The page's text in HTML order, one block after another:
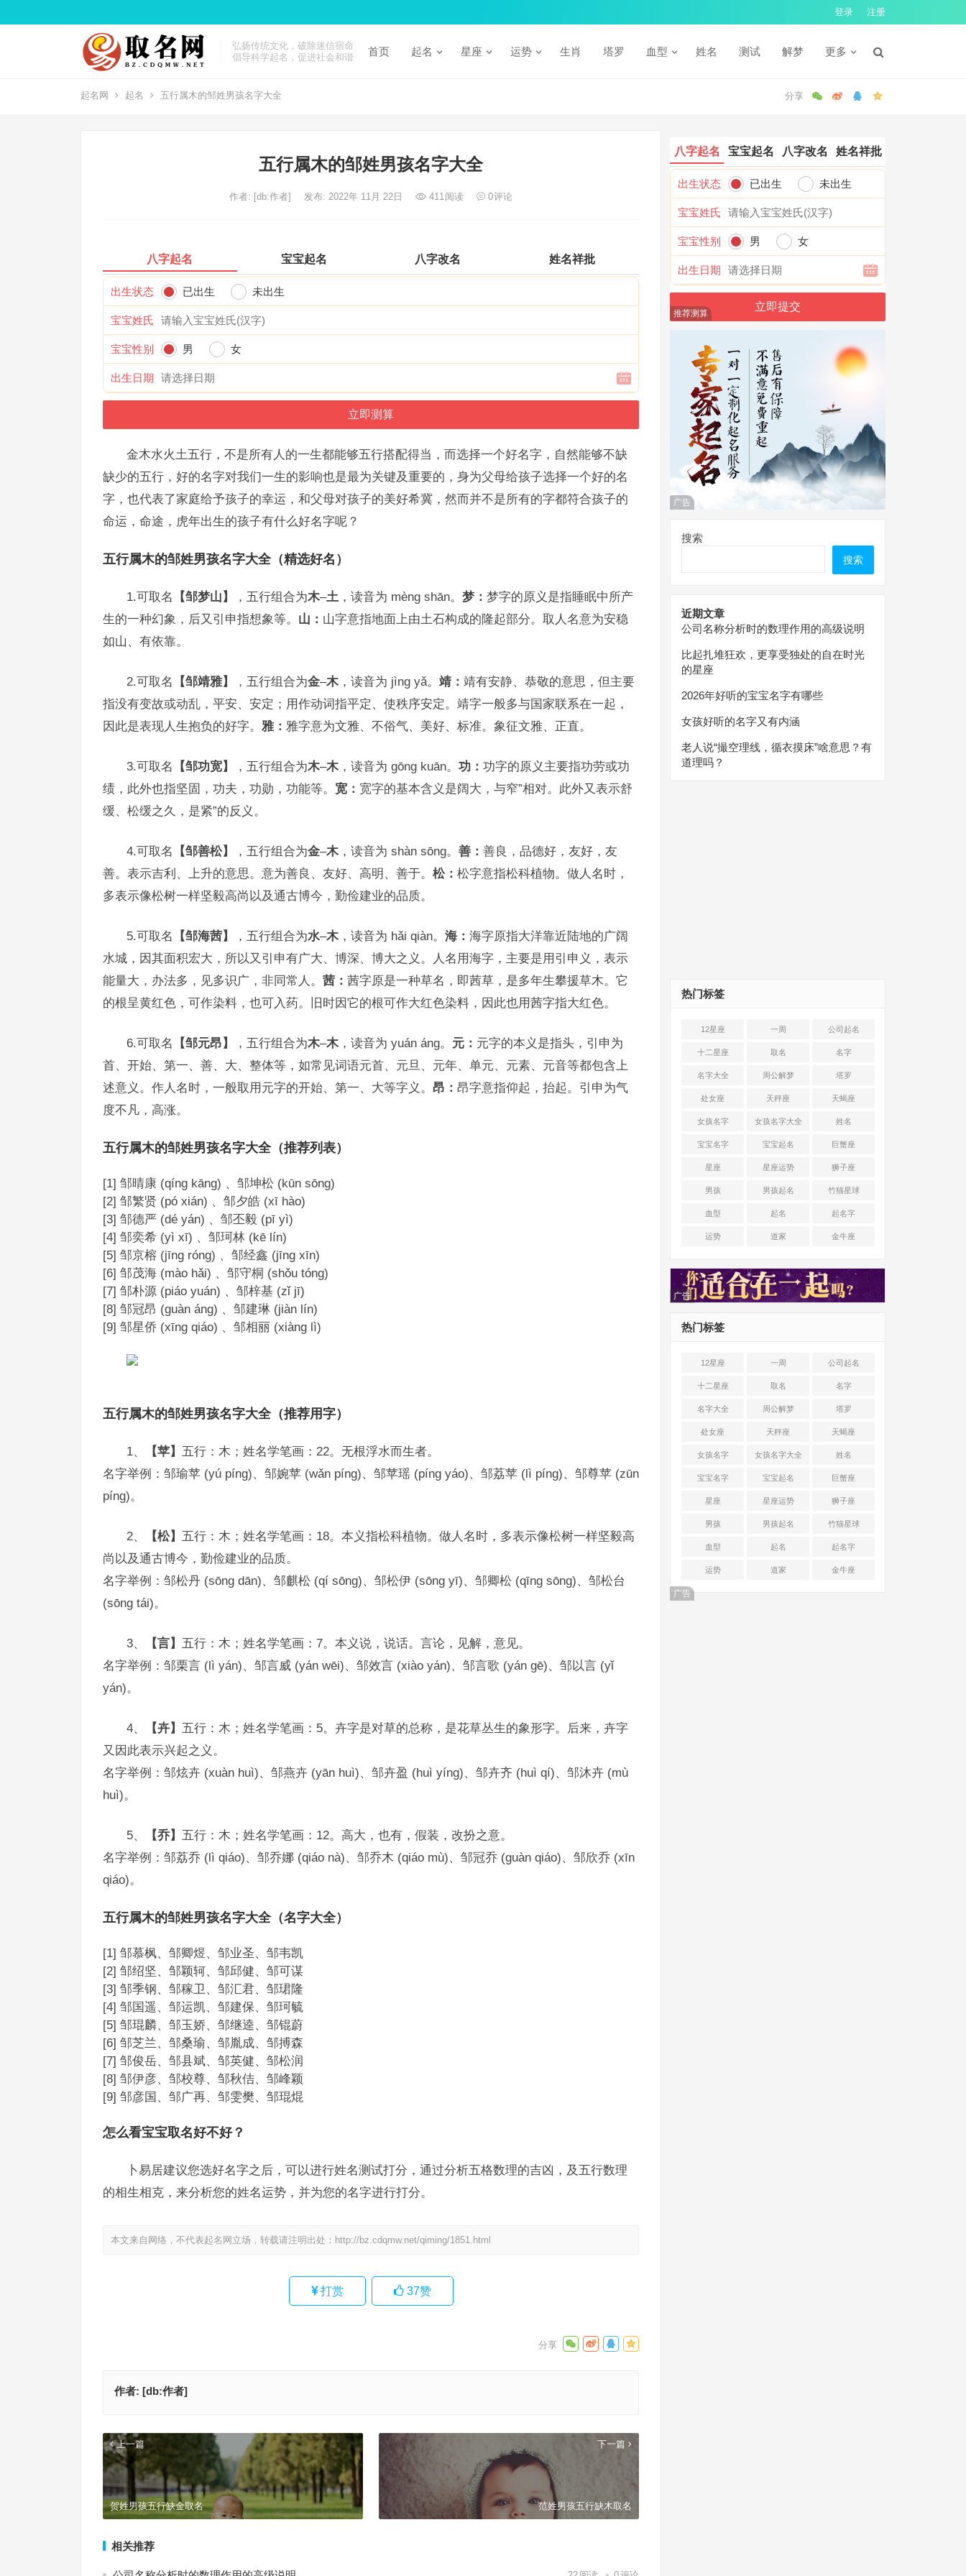
登录 注册
弘扬传统文化，破除迷信宿命
倡导科学起名，促进社会和谐
首页 起名 星座 运势 生肖 塔罗 血型 姓名 测试 解梦 更多
起名网 起名 五行属木的邹姓男孩名字大全
五行属木的邹姓男孩名字大全
作者: [db:作者] 发布: 2022年 11月 22日 411阅读 0评论
八字起名 宝宝起名 八字改名 姓名祥批
出生状态 已出生 未出生
宝宝姓氏
宝宝性别 男 女
出生日期
金木水火土五行，不是所有人的一生都能够五行搭配得当，而选择一个好名字，自然能够不缺
缺少的五行，好的名字对我们一生的影响也是最为关键及重要的，身为父母给孩子选择一个好的名
字，也代表了家庭给予孩子的幸运，和父母对孩子的美好希冀，然而并不是所有的字都符合孩子的
命运，命途，虎年出生的孩子有什么好名字呢？
五行属木的邹姓男孩名字大全（精选好名）
1.可取名 【邹梦山】 ，五行组合为木–土 ，读音为 mèng shān。 梦： 梦字的原义是指睡眠中所产
生的一种幻象，后又引申指想象等。 山： 山字意指地面上由土石构成的隆起部分。取人名意为安稳
如山、有依靠。
2.可取名 【邹靖雅】 ，五行组合为金–木，读音为 jìng yǎ。 靖： 靖有安静、恭敬的意思，但主要
指没有变故或动乱，平安、安定；用作动词指平定、使秩序安定。靖字一般多与国家联系在一起，
因此是表现人生抱负的好字。 雅： 雅字意为文雅、不俗气、美好、标准。象征文雅、正直。
3.可取名 【邹功宽】 ，五行组合为木–木，读音为 gōng kuān。 功： 功字的原义主要指功劳或功
绩，此外也指坚固，功夫，功勋，功能等。 宽： 宽字的基本含义是阔大，与窄”相对。此外又表示舒
缓、松缓之久，是紧”的反义。
4.可取名 【邹善松】 ，五行组合为金–木，读音为 shàn sōng。 善： 善良，品德好，友好，友
善。表示吉利、上升的意思。意为善良、友好、高明、善于。 松： 松字意指松科植物。做人名时，
多表示像松树一样坚毅高尚以及通古博今，勤俭建业的品质。
5.可取名 【邹海茜】 ，五行组合为水–木，读音为 hǎi qiàn。 海： 海字原指大洋靠近陆地的广阔
水城，因其面积宏大，所以又引申有广大、博深、博大之义。人名用海字，主要是用引申义，表示
能量大，办法多，见多识广，非同常人。 茜： 茜字原是一种草名，即茜草，是多年生攀援草木。它
的根呈黄红色，可作染料，也可入药。旧时因它的根可作大红色染料，因此也用茜字指大红色。
6.可取名 【邹元昂】 ，五行组合为木–木，读音为 yuán áng。 元： 元字的本义是指头，引申为
首、开始、第一、善、大、整体等，如常见词语元首、元旦、元年、单元、元素、元音等都包含上
述意义。作人名时，一般取用元字的开始、第一、大等字义。 昂： 昂字意指仰起，抬起。引申为气
度不凡，高涨。
五行属木的邹姓男孩名字大全（推荐列表）
[1] 邹晴康 (qíng kāng) 、邹坤松 (kūn sōng)
[2] 邹繁贤 (pó xián) 、邹夕皓 (xī hào)
[3] 邹德严 (dé yán) 、邹丕毅 (pī yì)
[4] 邹奕希 (yì xī) 、邹珂林 (kē lín)
[5] 邹京榕 (jīng róng) 、邹经鑫 (jīng xīn)
[6] 邹茂海 (mào hǎi) 、邹守桐 (shǒu tóng)
[7] 邹朴源 (piáo yuán) 、邹梓基 (zǐ jī)
[8] 邹冠昂 (guàn áng) 、邹建琳 (jiàn lín)
[9] 邹星侨 (xīng qiáo) 、邹相丽 (xiàng lì)
五行属木的邹姓男孩名字大全（推荐用字）
1、 【苹】 五行：木；姓名学笔画：22。无根浮水而生者。
名字举例：邹瑜苹 (yú píng)、邹婉苹 (wǎn píng)、邹苹瑶 (píng yáo)、邹荔苹 (lì píng)、邹尊苹 (zūn
píng)。
2、 【松】 五行：木；姓名学笔画：18。本义指松科植物。做人名时，多表示像松树一样坚毅高
尚以及通古博今，勤俭建业的品质。
名字举例：邹松丹 (sōng dān)、邹麒松 (qí sōng)、邹松伊 (sōng yī)、邹卿松 (qīng sōng)、邹松台
(sōng tái)。
3、 【言】 五行：木；姓名学笔画：7。本义说，说话。言论，见解，意见。
名字举例：邹栗言 (lì yán)、邹言威 (yán wēi)、邹效言 (xiào yán)、邹言歌 (yán gē)、邹以言 (yǐ
yán)。
4、 【卉】 五行：木；姓名学笔画：5。卉字是对草的总称，是花草丛生的象形字。后来，卉字
又因此表示兴起之义。
名字举例：邹炫卉 (xuàn huì)、邹燕卉 (yān huì)、邹卉盈 (huì yíng)、邹卉齐 (huì qí)、邹沐卉 (mù
huì)。
5、 【乔】 五行：木；姓名学笔画：12。高大，也有，假装，改扮之意。
名字举例：邹荔乔 (lì qiáo)、邹乔娜 (qiáo nà)、邹乔木 (qiáo mù)、邹冠乔 (guàn qiáo)、邹欣乔 (xīn
qiáo)。
五行属木的邹姓男孩名字大全（名字大全）
[1] 邹慕枫、邹卿煜、邹业圣、邹韦凯
[2] 邹绍坚、邹颖轲、邹邱健、邹可谋
[3] 邹季钢、邹稼卫、邹汇君、邹珺隆
[4] 邹国遥、邹运凯、邹建保、邹珂毓
[5] 邹琨麟、邹玉娇、邹继逵、邹锟蔚
[6] 邹芝兰、邹桑瑜、邹胤成、邹搏森
[7] 邹俊岳、邹县斌、邹英健、邹松润
[8] 邹伊彦、邹校尊、邹秋佶、邹峰颖
[9] 邹彦国、邹广再、邹雯樊、邹琨焜
怎么看宝宝取名好不好？
卜易居建议您选好名字之后，可以进行姓名测试打分，通过分析五格数理的吉凶，及五行数理
的相生相克，来分析您的姓名运势，并为您的名字进行打分。
本文来自网络，不代表起名网立场，转载请注明出处： http://bz.cdqmw.net/qiming/1851.html
打赏 37赞
作者: [db:作者]
上一篇
贺姓男孩五行缺金取名
下一篇
范姓男孩五行缺木取名
相关推荐
八字起名 宝宝起名 八字改名 姓名祥批
出生状态 已出生 未出生
宝宝姓氏
宝宝性别 男 女
出生日期
推荐测算
广告
搜索
搜索
近期文章
公司名称分析时的数理作用的高级说明
比起扎堆狂欢，更享受独处的自在时光
的星座
2026年好听的宝宝名字有哪些
女孩好听的名字又有内涵
老人说“撮空理线，循衣摸床”啥意思？有
道理吗？
热门标签
12星座 一周 公司起名
十二星座 取名 名字
名字大全 周公解梦 塔罗
处女座 天秤座 天蝎座
女孩名字 女孩名字大全 姓名
宝宝名字 宝宝起名 巨蟹座
星座 星座运势 狮子座
男孩 男孩起名 竹猫星球
血型 起名 起名字
运势 道家 金牛座
广告
热门标签
12星座 一周 公司起名
十二星座 取名 名字
名字大全 周公解梦 塔罗
处女座 天秤座 天蝎座
女孩名字 女孩名字大全 姓名
宝宝名字 宝宝起名 巨蟹座
星座 星座运势 狮子座
男孩 男孩起名 竹猫星球
血型 起名 起名字
运势 道家 金牛座
广告